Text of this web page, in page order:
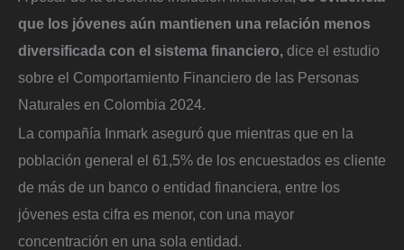
que los jóvenes aún mantienen una relación menos
diversificada con el sistema financiero, dice el estudio
sobre el Comportamiento Financiero de las Personas
Naturales en Colombia 2024.
La compañía Inmark aseguró que mientras que en la
población general el 61,5% de los encuestados es cliente
de más de un banco o entidad financiera, entre los
jóvenes esta cifra es menor, con una mayor
concentración en una sola entidad.